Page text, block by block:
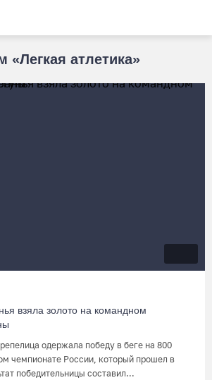
«Легкая атлетика»
взяла золото на командном
одержала победу в беге на 800
чемпионате России, который прошел в
победительницы составил...